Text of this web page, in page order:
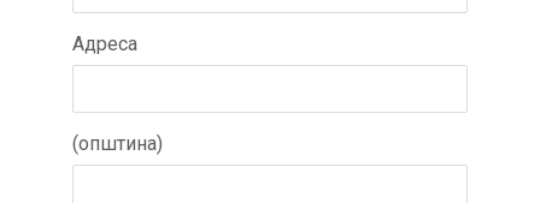
Адреса
(општина)